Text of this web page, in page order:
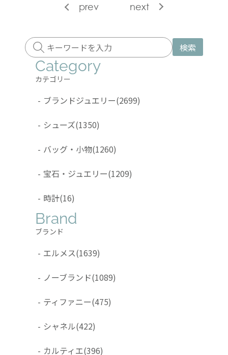
prev next
検索
Category
カテゴリー
- ブランドジュエリー(2699)
- シューズ(1350)
- バッグ・小物(1260)
- 宝石・ジュエリー(1209)
- 時計(16)
Brand
ブランド
- エルメス(1639)
- ノーブランド(1089)
- ティファニー(475)
- シャネル(422)
- カルティエ(396)